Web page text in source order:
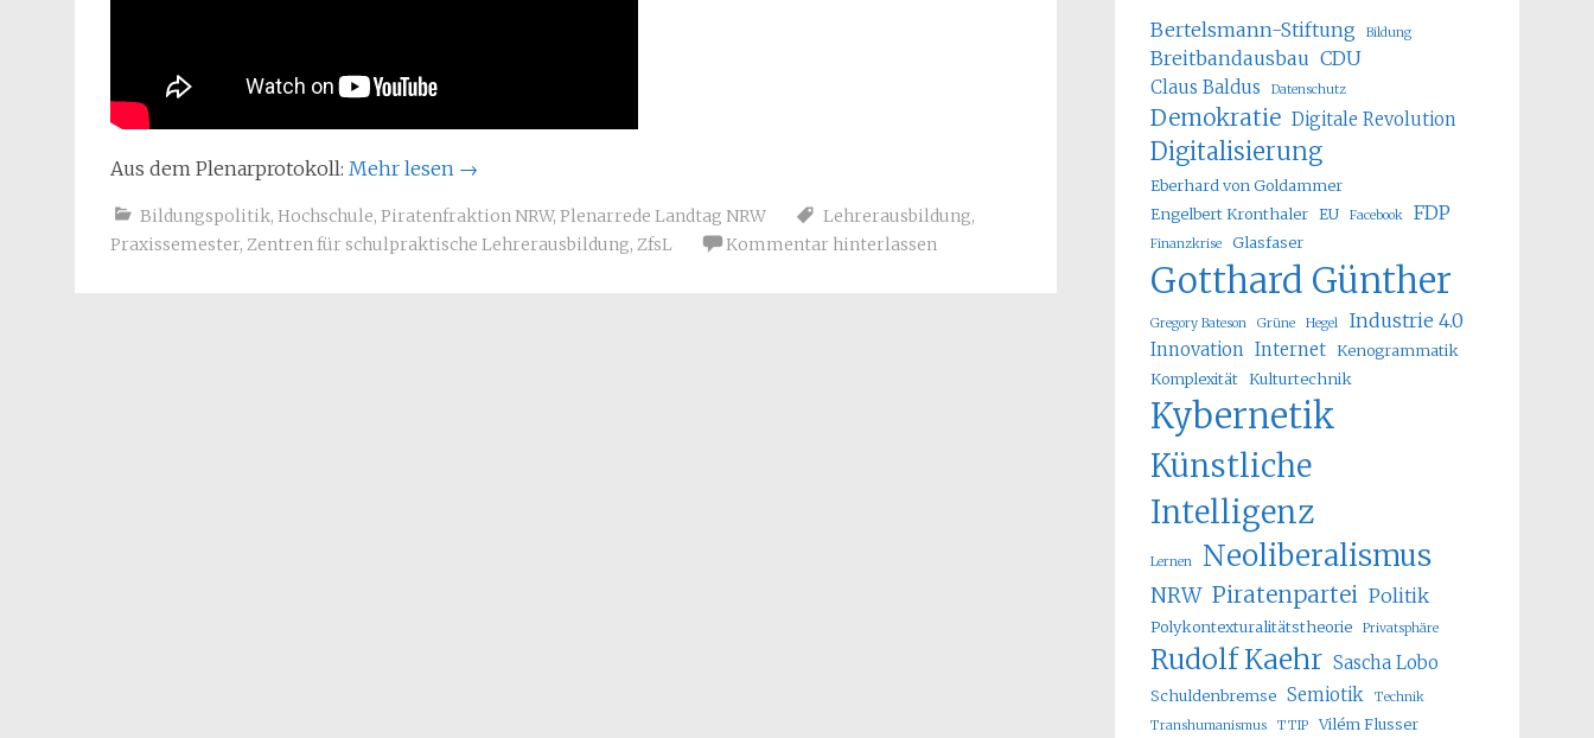
Aus dem Plenarprotokoll: Mehr lesen →
Bildungspolitik, Hochschule, Piratenfraktion NRW, Plenarrede Landtag NRW Lehrerausbildung,
Praxissemester, Zentren für schulpraktische Lehrerausbildung, ZfsL Kommentar hinterlassen
Bertelsmann-Stiftung Bildung
Breitbandausbau CDU
Claus Baldus Datenschutz
Demokratie Digitale Revolution
Digitalisierung
Eberhard von Goldammer
Engelbert Kronthaler EU Facebook FDP
Finanzkrise Glasfaser
Gotthard Günther
Gregory Bateson Grüne Hegel Industrie 4.0
Innovation Internet Kenogrammatik
Komplexität Kulturtechnik
Kybernetik
Künstliche
Intelligenz
Lernen Neoliberalismus
NRW Piratenpartei Politik
Polykontexturalitätstheorie Privatsphäre
Rudolf Kaehr Sascha Lobo
Schuldenbremse Semiotik
Technik
Transhumanismus
TTIP
Vilém Flusser